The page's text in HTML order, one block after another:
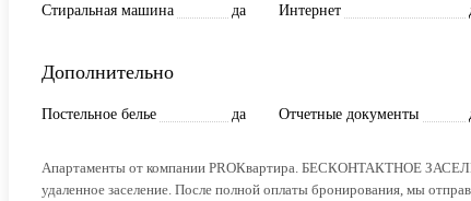
Стиральная машина
да Интернет
Дополнительно
Постельное белье да Отчетные документы
Апартаменты от компании PROКвартира. БЕСКОНТАКТНОЕ
удаленное заселение. После полной оплаты бронирования, мы